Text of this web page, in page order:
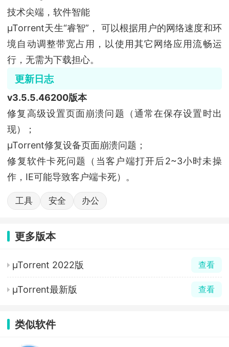
技术尖端，软件智能
µTorrent天生“睿智”， 可以根据用户的网络速度和环
境自动调整带宽占用，以使用其它网络应用流畅运
行，无需为下载担心。
更新日志
v3.5.5.46200版本
修复高级设置页面崩溃问题（通常在保存设置时出
现）；
µTorrent修复设备页面崩溃问题；
修复软件卡死问题（当客户端打开后2~3小时未操
作，IE可能导致客户端卡死）。
工具 安全 办公
更多版本
µTorrent 2022版 查看
µTorrent最新版 查看
类似软件